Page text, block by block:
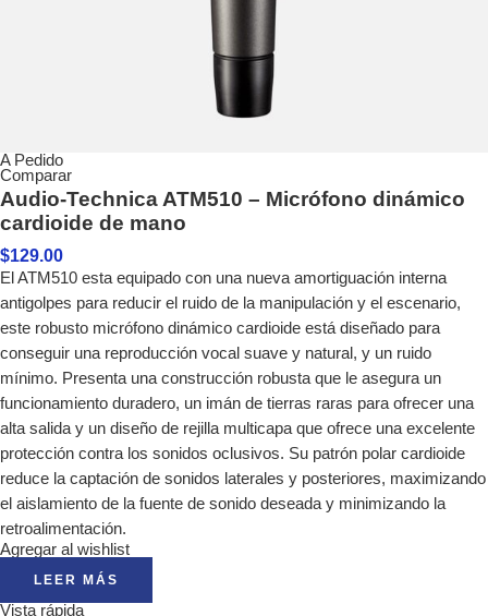
A Pedido
Comparar
Audio-Technica ATM510 – Micrófono dinámico
cardioide de mano
$129.00
El ATM510 esta equipado con una nueva amortiguación interna
antigolpes para reducir el ruido de la manipulación y el escenario,
este robusto micrófono dinámico cardioide está diseñado para
conseguir una reproducción vocal suave y natural, y un ruido
mínimo. Presenta una construcción robusta que le asegura un
funcionamiento duradero, un imán de tierras raras para ofrecer una
alta salida y un diseño de rejilla multicapa que ofrece una excelente
protección contra los sonidos oclusivos. Su patrón polar cardioide
reduce la captación de sonidos laterales y posteriores, maximizando
el aislamiento de la fuente de sonido deseada y minimizando la
retroalimentación.
Agregar al wishlist
LEER MÁS
Vista rápida